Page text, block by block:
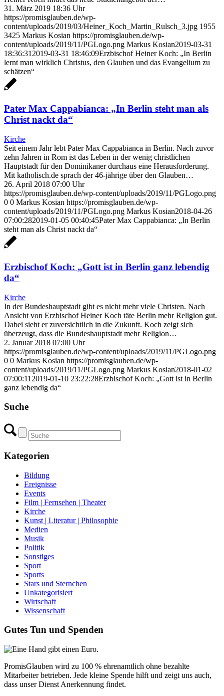
31. März 2019 18:36 Uhr
https://promisglauben.de/wp-
content/uploads/2019/03/Heiner_Koch_Martin_Rulsch_3.jpg 1955
3425 Markus Kosian https://promisglauben.de/wp-
content/uploads/2019/11/PGLogo.png Markus Kosian2019-03-31
18:36:31 2019-03-31 18:46:09Erzbischof Heiner Koch: „In Berlin
lernt man wirklich Christus, den Glauben und das Evangelium zu
schätzen“
Pater Max Cappabianca: „In Berlin steht man als
Christ nackt da“
Kirche
Seit einem Jahr lebt Pater Max Cappabianca in Berlin. Nach zuvor
zehn Jahren in Rom ist das Leben in der wenig christlichen
Hauptstadt für den Dominikaner durchaus eine Herausforderung.
Mit katholisch.de sprach der 46-jährige über den Glauben…
26. April 2018 07:00 Uhr
https://promisglauben.de/wp-content/uploads/2019/11/PGLogo.png
0 0 Markus Kosian https://promisglauben.de/wp-
content/uploads/2019/11/PGLogo.png Markus Kosian2018-04-26
07:00:282019-01-05 00:40:45Pater Max Cappabianca: „In Berlin
steht man als Christ nackt da“
Erzbischof Koch: „Gott ist in Berlin ganz lebendig
da“
Kirche
In der Bundeshauptstadt gibt es nicht mehr viele Christen. Nach
Ansicht von Erzbischof Heiner Koch täte Berlin mehr Religion gut.
Dabei sieht er zuversichtlich in die Zukunft. Koch zeigt sich
überzeugt, dass die Bundeshauptstadt mehr Religion…
2. Januar 2018 07:00 Uhr
https://promisglauben.de/wp-content/uploads/2019/11/PGLogo.png
0 0 Markus Kosian https://promisglauben.de/wp-
content/uploads/2019/11/PGLogo.png Markus Kosian2018-01-02
07:00:11 2019-01-10 23:22:28Erzbischof Koch: „Gott ist in Berlin
ganz lebendig da“
Suche
Kategorien
Bildung
Ereignisse
Events
Film | Fernsehen | Theater
Kirche
Kunst | Literatur | Philosophie
Medien
Musik
Politik
Sonstiges
Sport
Sports
Stars und Sternchen
Unkategorisiert
Wirtschaft
Wissenschaft
Gutes Tun und Spenden
PromisGlauben wird zu 100 % ehrenamtlich ohne bezahlte
Mitarbeiter betrieben. Jede kleine Spende hilft und zeigt uns auch,
dass unser Dienst Anerkennung findet.